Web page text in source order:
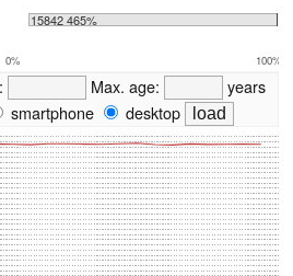
15842 465%
0% 100%
Max. age:
years
smartphone desktop